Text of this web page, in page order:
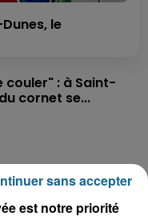
le
couler" : à Saint-
cornet se...
physique attend
est notre priorité
sans accepter